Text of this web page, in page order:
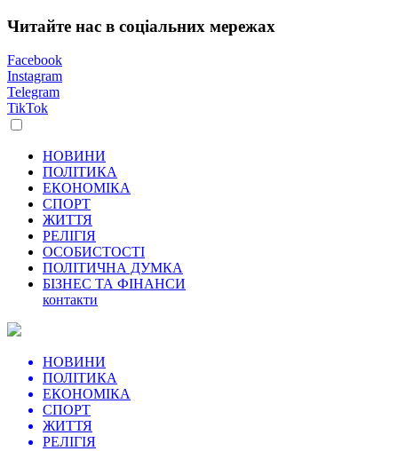
Читайте нас в соціальних мережах
Facebook
Instagram
Telegram
TikTok
НОВИНИ
ПОЛІТИКА
ЕКОНОМІКА
СПОРТ
ЖИТТЯ
РЕЛІГІЯ
ОСОБИСТОСТІ
ПОЛІТИЧНА ДУМКА
БІЗНЕС ТА ФІНАНСИ
контакти
НОВИНИ
ПОЛІТИКА
ЕКОНОМІКА
СПОРТ
ЖИТТЯ
РЕЛІГІЯ